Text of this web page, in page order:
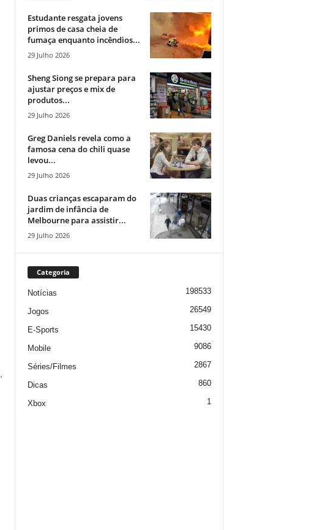
Estudante resgata jovens
primos de casa cheia de
fumaça enquanto incêndios...
29 Julho 2026
Sheng Siong se prepara para
ajustar preços e mix de
produtos...
29 Julho 2026
Greg Daniels revela como a
famosa cena do chili quase
levou...
29 Julho 2026
Duas crianças escaparam do
jardim de infância de
Melbourne para assistir...
29 Julho 2026
Categoria
Notícias 198533
Jogos 26549
E-Sports 15430
Mobile 9086
Séries/Filmes 2867
Dicas 860
Xbox 1